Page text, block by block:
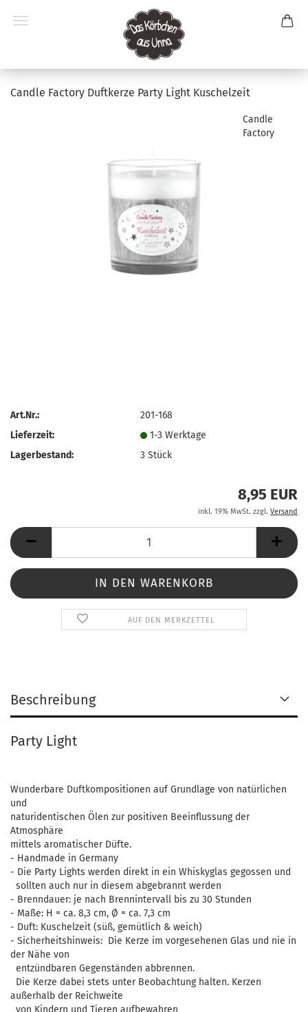
Candle Factory Duftkerze Party Light Kuschelzeit
Candle
Factory
Art.Nr.:
201-168
Lieferzeit:
1-3 Werktage
Lagerbestand:
3Stück
8,95 EUR
inkl. 19% MwSt. zzgl. Versand
AUF DEN MERKZETTEL
Beschreibung
Party Light
Wunderbare Duftkompositionen auf Grundlage von natürlichen
und
naturidentischen Ölen zur positiven Beeinflussung der
Atmosphäre
mittels aromatischer Düfte.
- Handmade in Germany
- Die Party Lights werden direkt in ein Whiskyglas gegossen und
sollten auch nur in diesem abgebrannt werden
- Brenndauer: je nach Brennintervall bis zu 30 Stunden
- Maße: H = ca. 8,3 cm, Ø = ca. 7,3 cm
- Duft: Kuschelzeit (süß, gemütlich & weich)
- Sicherheitshinweis: Die Kerze im vorgesehenen Glas und nie in
der Nähe von
entzündbaren Gegenständen abbrennen.
Die Kerze dabei stets unter Beobachtung halten. Kerzen
außerhalb der Reichweite
von Kindern und Tieren aufbewahren